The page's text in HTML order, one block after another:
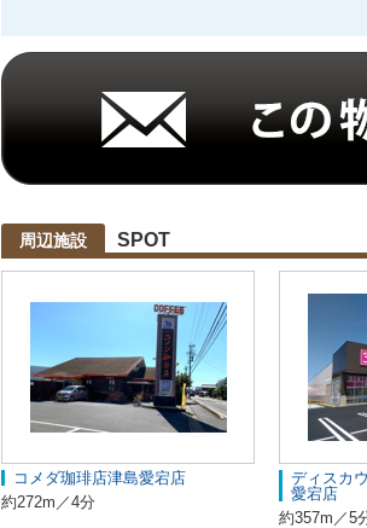
周辺施設 SPOT
コメダ珈琲店津島愛宕店
約272m／4分
ディスカ
愛宕店
約357m／5